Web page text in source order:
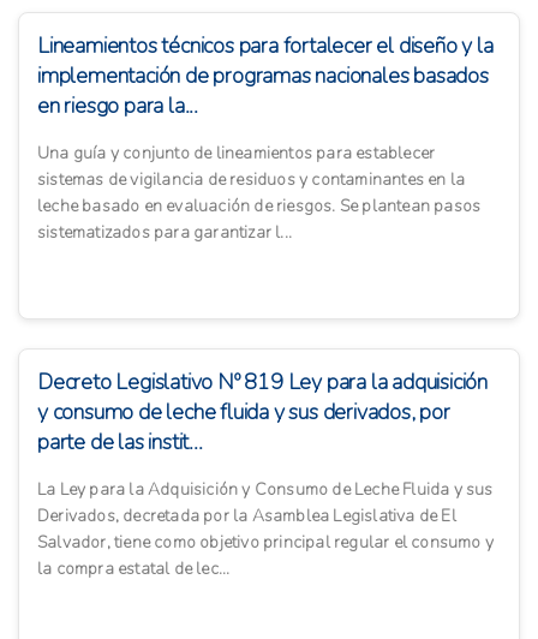
Lineamientos técnicos para fortalecer el diseño y la
implementación de programas nacionales basados
en riesgo para la...
Una guía y conjunto de lineamientos para establecer
sistemas de vigilancia de residuos y contaminantes en la
leche basado en evaluación de riesgos. Se plantean pasos
sistematizados para garantizar l...
Decreto Legislativo Nº 819 Ley para la adquisición
y consumo de leche fluida y sus derivados, por
parte de las instit...
La Ley para la Adquisición y Consumo de Leche Fluida y sus
Derivados, decretada por la Asamblea Legislativa de El
Salvador, tiene como objetivo principal regular el consumo y
la compra estatal de lec...